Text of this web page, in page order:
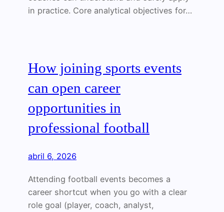
in practice. Core analytical objectives for…
How joining sports events
can open career
opportunities in
professional football
abril 6, 2026
Attending football events becomes a
career shortcut when you go with a clear
role goal (player, coach, analyst,